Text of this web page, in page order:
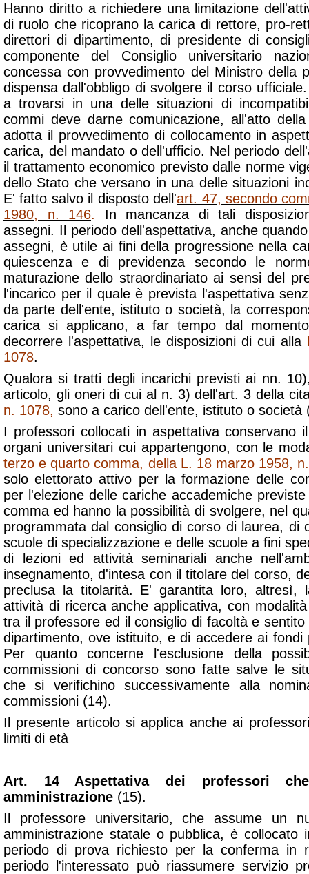
Hanno diritto a richiedere una limitazione
di ruolo che ricoprano la carica di rettore, pro-
direttori di dipartimento, di presidente di
componente del Consiglio universitario
concessa con provvedimento del Ministro della
dispensa dall'obbligo di svolgere il corso
a trovarsi in una delle situazioni di
commi deve darne comunicazione, all'atto
adotta il provvedimento di collocamento in
carica, del mandato o dell'ufficio. Nel periodo
il trattamento economico previsto dalle norme
dello Stato che versano in una delle situazioni
E' fatto salvo il disposto dell'art. 47, secondo
1980, n. 146. In mancanza di tali
assegni. Il periodo dell'aspettativa, anche
assegni, è utile ai fini della progressione nella
quiescenza e di previdenza secondo le
maturazione dello straordinariato ai sensi del
l'incarico per il quale è prevista l'aspettativa
da parte dell'ente, istituto o società, la
carica si applicano, a far tempo dal
decorrere l'aspettativa, le disposizioni di cui alla
1078.
Qualora si tratti degli incarichi previsti ai nn.
articolo, gli oneri di cui al n. 3) dell'art. 3 della
n. 1078, sono a carico dell'ente, istituto o società
I professori collocati in aspettativa conservano
organi universitari cui appartengono, con le
terzo e quarto comma, della L. 18 marzo 1958,
solo elettorato attivo per la formazione delle
per l'elezione delle cariche accademiche
comma ed hanno la possibilità di svolgere, nel
programmata dal consiglio di corso di laurea, di
scuole di specializzazione e delle scuole a fini
di lezioni ed attività seminariali anche
insegnamento, d'intesa con il titolare del corso,
preclusa la titolarità. E' garantita loro, altresì,
attività di ricerca anche applicativa, con
tra il professore ed il consiglio di facoltà e
dipartimento, ove istituito, e di accedere ai fondi
Per quanto concerne l'esclusione della
commissioni di concorso sono fatte salve le
che si verifichino successivamente alla
commissioni (14).
Il presente articolo si applica anche ai
limiti di età
Art. 14 Aspettativa dei professori
amministrazione (15).
Il professore universitario, che assume un
amministrazione statale o pubblica, è collocato
periodo di prova richiesto per la conferma in
periodo l'interessato può riassumere servizio